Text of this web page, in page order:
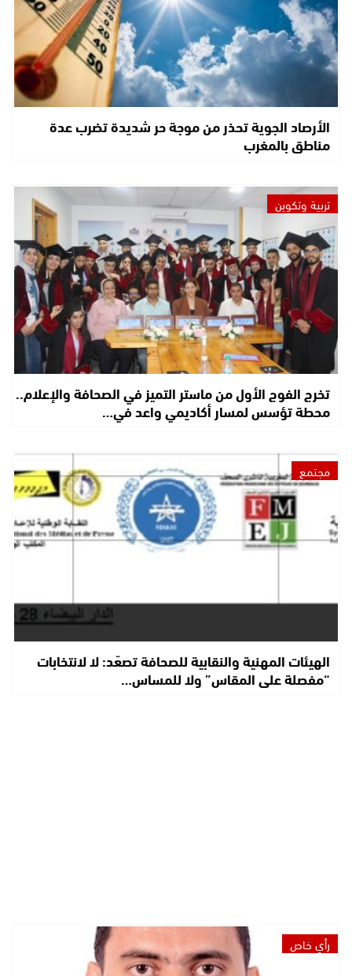
الأرصاد الجوية تحذر من موجة حر شديدة تضرب عدة
مناطق بالمغرب
تربية وتكوين
تخرج الفوج الأول من ماستر التميز في الصحافة والإعلام..
محطة تؤسس لمسار أكاديمي واعد في…
مجتمع
الهيئات المهنية والنقابية للصحافة تصعّد: لا لانتخابات
“مفصلة على المقاس” ولا للمساس…
رأي خاص